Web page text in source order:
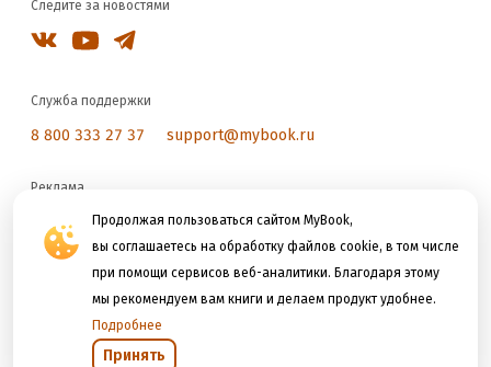
Продолжая пользоваться сайтом MyBook,
вы соглашаетесь на обработку файлов cookie, в том числе
при помощи сервисов веб-аналитики. Благодаря этому
мы рекомендуем вам книги и делаем продукт удобнее.
Подробнее
Принять
Следите за новостями
Служба поддержки
8 800 333 27 37 support@mybook.ru
Реклама
reklama@litres.ru
Мы принимаем к оплате